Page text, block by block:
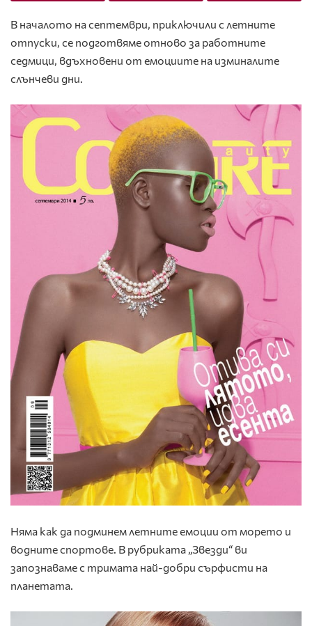
В началото на септември, приключили с летните
отпуски, се подготвяме отново за работните
седмици, вдъхновени от емоциите на изминалите
слънчеви дни.
Няма как да подминем летните емоции от морето и
водните спортове. В рубриката „Звезди“ ви
запознаваме с тримата най-добри сърфисти на
планетата.